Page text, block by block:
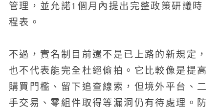
管理，並允諾1個月內提出完整政策研議時
程表。
不過，實名制目前還不是已上路的新規定，
也不代表能完全杜絕偷拍。它比較像是提高
購買門檻、留下追查線索，但境外平台、二
手交易、零組件取得等漏洞仍有待處理。防